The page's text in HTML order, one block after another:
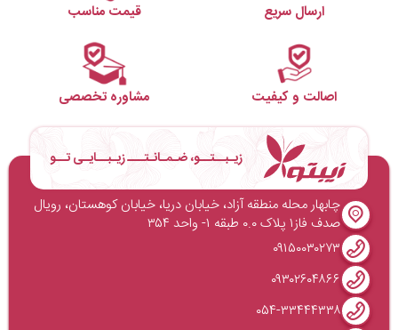
ارسال سریع قیمت مناسب
اصالت و کیفیت مشاوره تخصصی
زیـبــتــو، ضـمـانـتـــ زیـبــایـی تــو
چابهار محله منطقه آزاد، خیابان دریا، خیابان کوهستان، رویال
صدف فاز۱ پلاک ۰.۰ طبقه ۱- واحد ۳۵۴
۰۹۱۵۰۰۳۰۲۷۳
۰۹۳۰۲۶۰۴۸۶۶
۰۵۴-۳۳۴۴۴۳۳۸